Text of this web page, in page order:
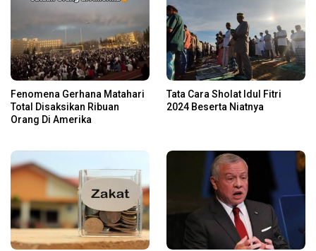
Fenomena Gerhana Matahari
Total Disaksikan Ribuan
Orang Di Amerika
Tata Cara Sholat Idul Fitri
2024 Beserta Niatnya